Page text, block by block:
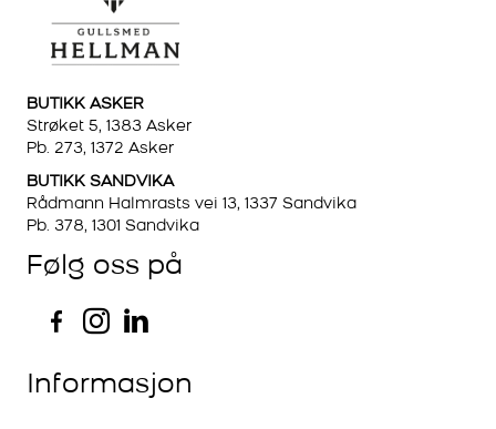
BUTIKK ASKER
Strøket 5, 1383 Asker
Pb. 273, 1372 Asker
BUTIKK SANDVIKA
Rådmann Halmrasts vei 13, 1337 Sandvika
Pb. 378, 1301 Sandvika
Følg oss på
Informasjon